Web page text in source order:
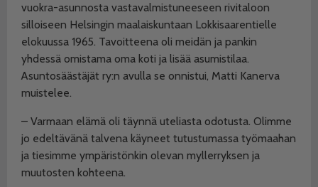
vuokra-asunnosta vastavalmistuneeseen rivitaloon
silloiseen Helsingin maalaiskuntaan Lokkisaarentielle
elokuussa 1965. Tavoitteena oli meidän ja pankin
yhdessä omistama oma koti ja lisää asumistilaa.
Asuntosäästäjät ry:n avulla se onnistui, Matti Kanerva
muistelee.
– Varmaan elämä oli täynnä uteliasta odotusta. Olimme
jo edeltävänä talvena käyneet tutustumassa työmaahan
ja tiesimme ympäristönkin olevan myllerryksen ja
muutosten kohteena.